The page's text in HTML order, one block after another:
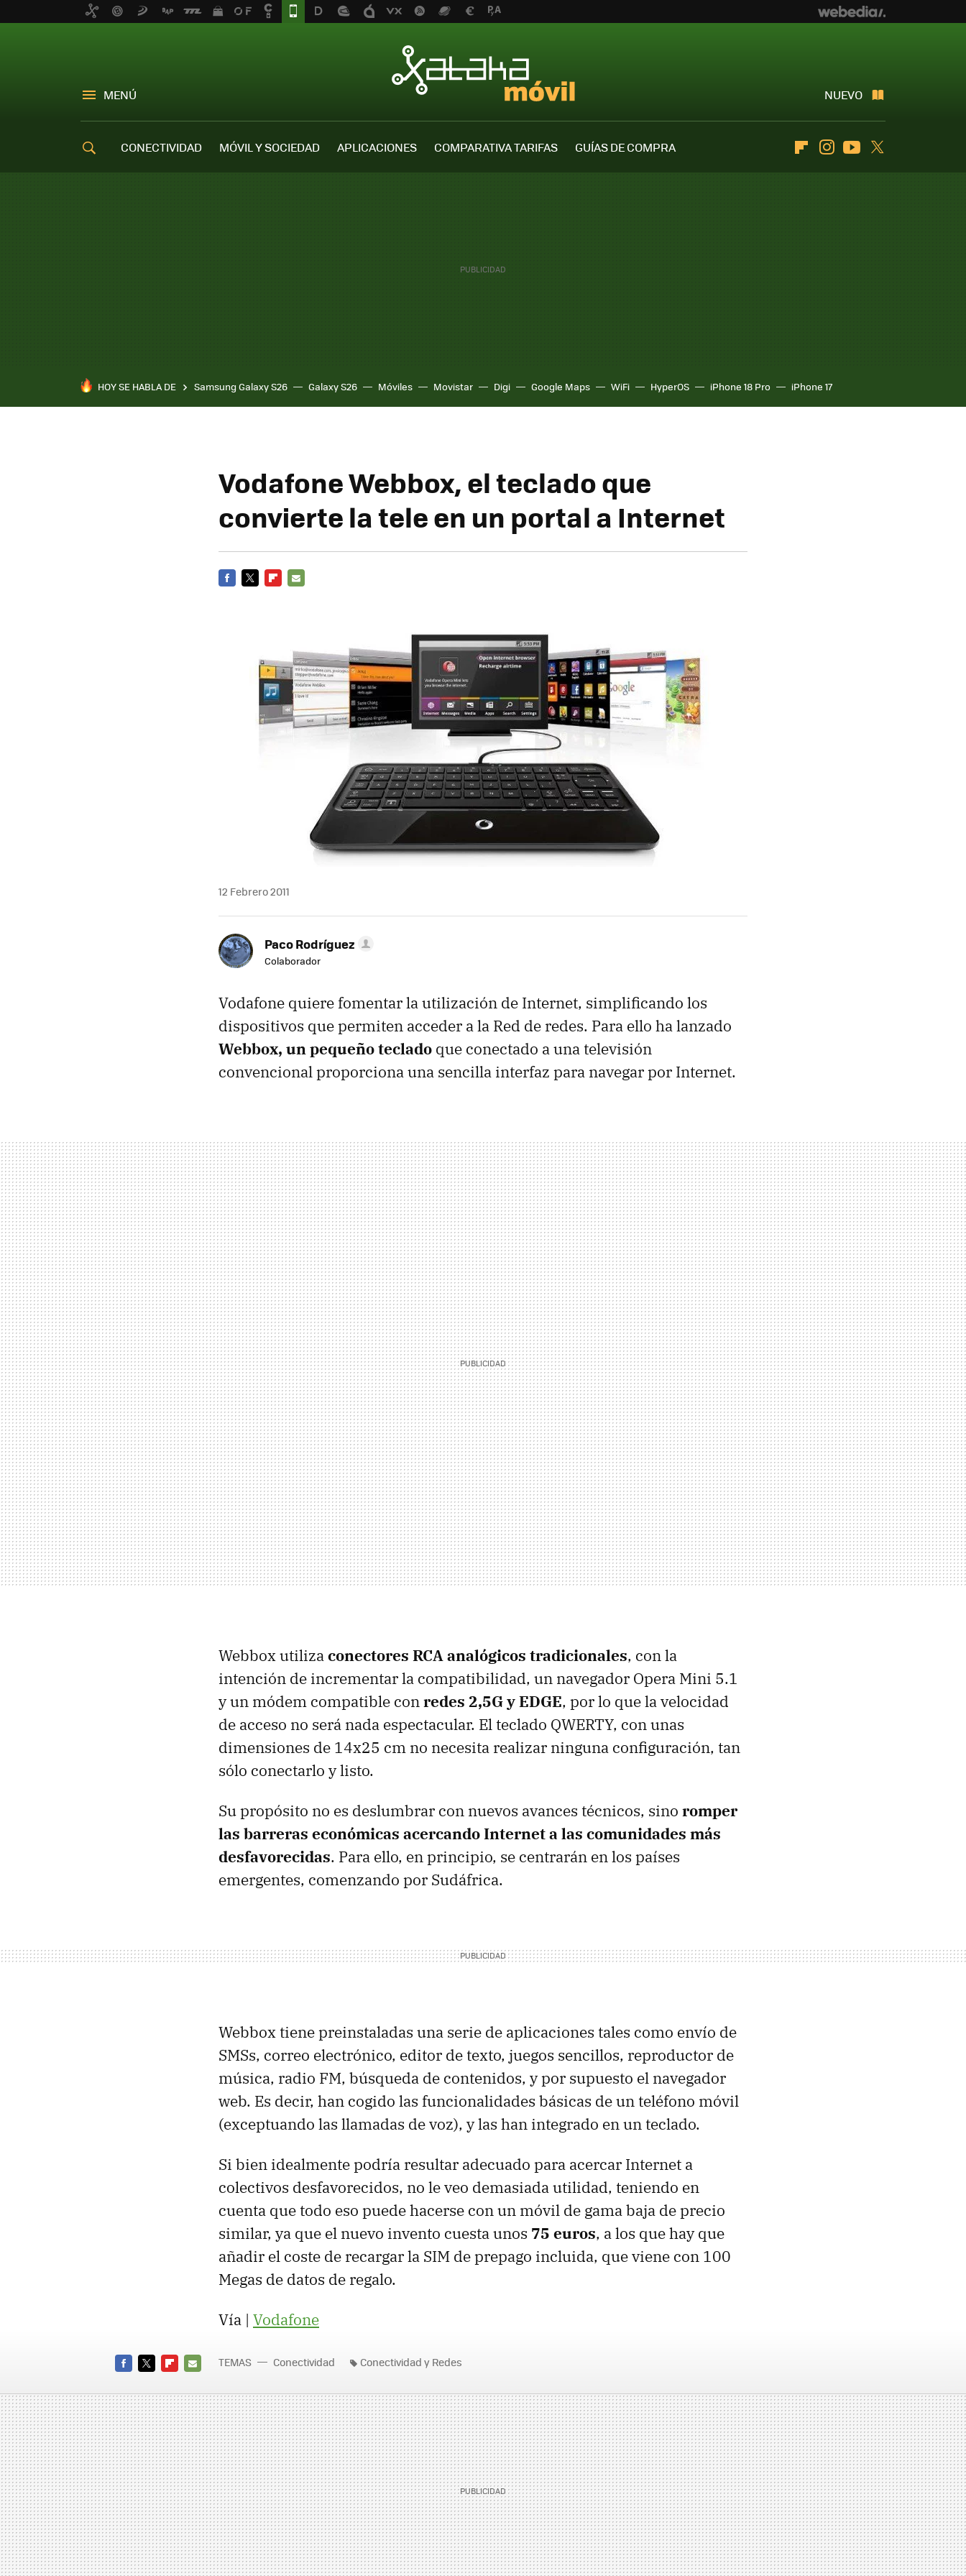
MENÚ NUEVO
CONECTIVIDAD MÓVIL Y SOCIEDAD APLICACIONES COMPARATIVA TARIFAS
GUÍAS DE COMPRA
FlipboardInstagramYoutube
HOY SE HABLA DE Samsung Galaxy S26 Galaxy S26 Móviles Movistar Digi Google Maps WiFi HyperOS iPhone 18 Pro iPhone 17
Vodafone Webbox, el teclado que
convierte la tele en un portal a Internet
12 Febrero 2011
Paco Rodríguez
Colaborador
Vodafone quiere fomentar la utilización de Internet, simplificando los
dispositivos que permiten acceder a la Red de redes. Para ello ha lanzado
Webbox, un pequeño teclado que conectado a una televisión
convencional proporciona una sencilla interfaz para navegar por Internet.
Webbox utilizaconectores RCA analógicos tradicionales, con la
intención de incrementar la compatibilidad, un navegador Opera Mini 5.1
y un módem compatible conredes 2,5G y EDGE, por lo que la velocidad
de acceso no será nada espectacular. El teclado QWERTY, con unas
dimensiones de 14x25 cm no necesita realizar ninguna configuración, tan
sólo conectarlo y listo.
Su propósito no es deslumbrar con nuevos avances técnicos, sino romper
las barreras económicas acercando Internet a las comunidades más
desfavorecidas. Para ello, en principio, se centrarán en los países
emergentes, comenzando por Sudáfrica.
Webbox tiene preinstaladas una serie de aplicaciones tales como envío de
SMSs, correo electrónico, editor de texto, juegos sencillos, reproductor de
música, radio FM, búsqueda de contenidos, y por supuesto el navegador
web. Es decir, han cogido las funcionalidades básicas de un teléfono móvil
(exceptuando las llamadas de voz), y las han integrado en un teclado.
Si bien idealmente podría resultar adecuado para acercar Internet a
colectivos desfavorecidos, no le veo demasiada utilidad, teniendo en
cuenta que todo eso puede hacerse con un móvil de gama baja de precio
similar, ya que el nuevo invento cuesta unos 75 euros, a los que hay que
añadir el coste de recargar la SIM de prepago incluida, que viene con 100
Megas de datos de regalo.
Vía | Vodafone
MAIL
TEMAS Conectividad Conectividad y Redes